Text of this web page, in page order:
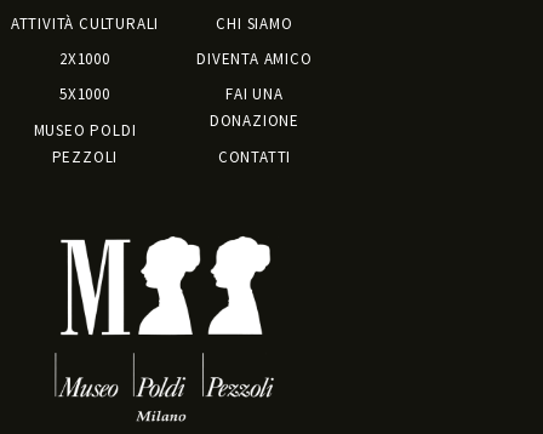
ATTIVITÀ CULTURALI
2X1000
5X1000
MUSEO POLDI
PEZZOLI
CHI SIAMO
DIVENTA AMICO
FAI UNA
DONAZIONE
CONTATTI